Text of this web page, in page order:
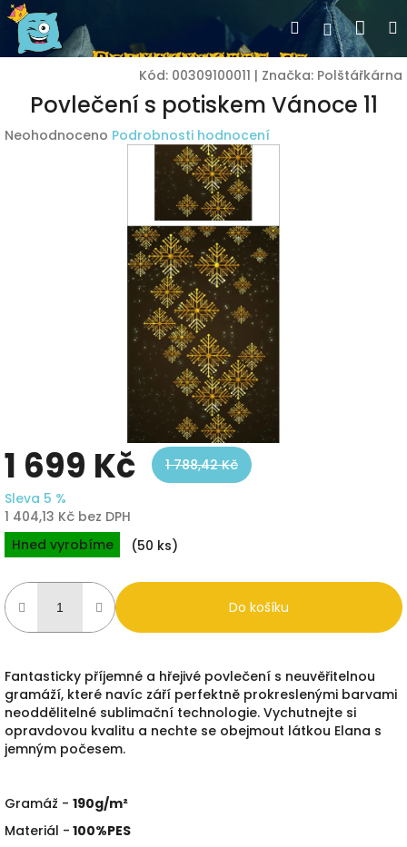
Přejít
na
obsah
Hledat
Kód: 00309100011 | Značka: Polštářkárna
Povlečení s potiskem Vánoce 11
Průměrné
Neohodnoceno Podrobnosti hodnocení
1 699 Kč
1 788,42 Kč
Sleva 5 %
1 404,13 Kč bez DPH
Měrná
cena:
Hned vyrobíme (50 ks)
Do košíku
Fantasticky příjemné a hřejivé povlečení s neuvěřitelnou
gramáží, které navíc září perfektně prokreslenými barvami
neoddělitelné sublimační technologie. Vychutnejte si
opravdovou kvalitu a nechte se obejmout látkou Elana s
jemným počesem.
Gramáž - 190g/m²
Materiál - 100%PES